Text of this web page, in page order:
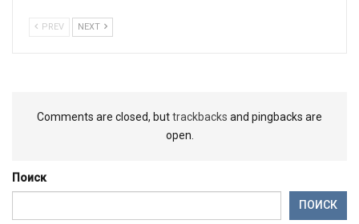
PREV NEXT
Comments are closed, buttrackbacks and pingbacks are
open.
Поиск
ПОИСК